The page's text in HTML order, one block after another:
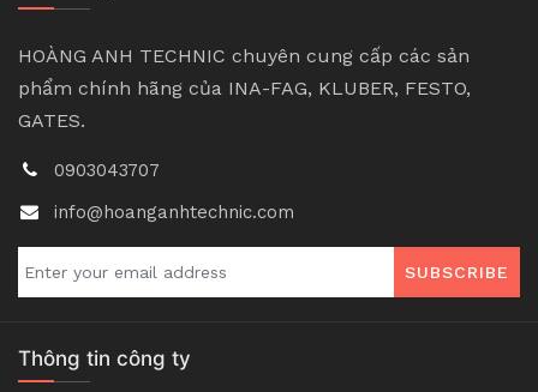
HOÀNG ANH TECHNIC chuyên cung cấp các sản
phẩm chính hãng của INA-FAG, KLUBER, FESTO,
GATES.
0903043707
info@hoanganhtechnic.com
SUBSCRIBE
Thông tin công ty